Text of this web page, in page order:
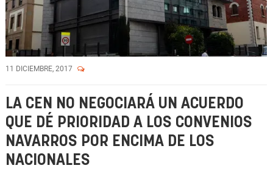
11 DICIEMBRE, 2017
LA CEN NO NEGOCIARÁ UN ACUERDO
QUE DÉ PRIORIDAD A LOS CONVENIOS
NAVARROS POR ENCIMA DE LOS
NACIONALES